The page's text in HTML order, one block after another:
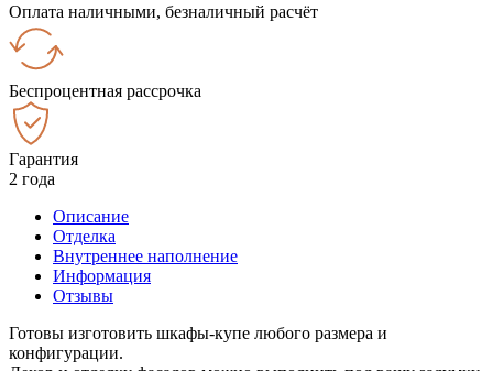
Оплата наличными, безналичный расчёт
Беспроцентная рассрочка
Гарантия
2 года
Описание
Отделка
Внутреннее наполнение
Информация
Отзывы
Готовы изготовить шкафы-купе любого размера и
конфигурации.